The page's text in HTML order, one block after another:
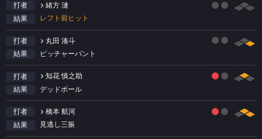
打者
緒方 漣
結果
レフト前ヒット
打者
丸田 湊斗
結果
ピッチャーバント
打者
知花 慎之助
結果
デッドボール
打者
橋本 航河
結果
見逃し三振